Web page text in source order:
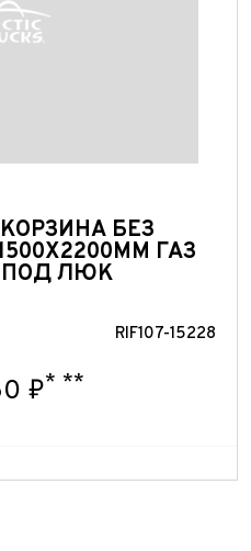
БЕЗ
ГАЗ
ПОД ЛЮК
RIF107-15228
₽* **